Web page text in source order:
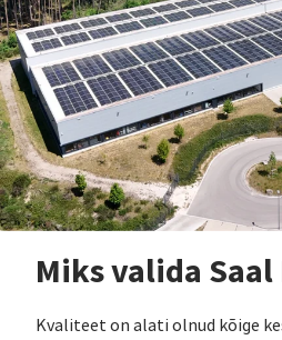
Miks valida
Kvaliteet on alati olnud kõige